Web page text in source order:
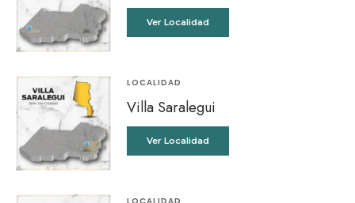
Ver Localidad
LOCALIDAD
Villa Saralegui
Ver Localidad